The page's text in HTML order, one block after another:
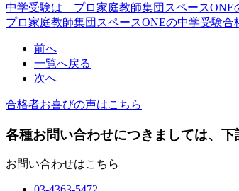
中学受験は プロ家庭教師集団スペースONE
プロ家庭教師集団スペースONEの中学受験
前へ
一覧へ戻る
次へ
合格者お喜びの声はこちら
各種お問い合わせにつきましては、
お問い合わせはこちら